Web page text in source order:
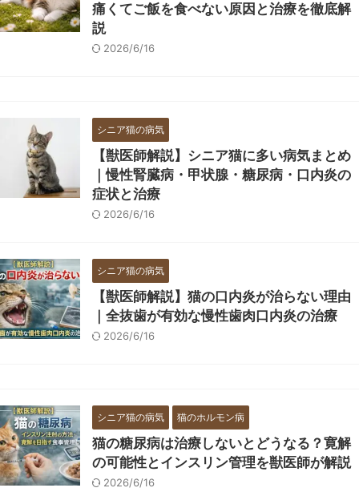
痛くてご飯を食べない原因と治療を徹底解
説
2026/6/16
シニア猫の病気
【獣医師解説】シニア猫に多い病気まとめ
｜慢性腎臓病・甲状腺・糖尿病・口内炎の
症状と治療
2026/6/16
シニア猫の病気
【獣医師解説】猫の口内炎が治らない理由
｜全抜歯が有効な慢性歯肉口内炎の治療
2026/6/16
シニア猫の病気 猫のホルモン病
猫の糖尿病は治療しないとどうなる？寛解
の可能性とインスリン管理を獣医師が解説
2026/6/16